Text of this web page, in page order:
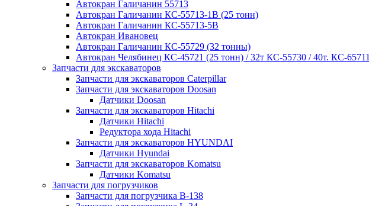
Автокран Галичанин 55713
Автокран Галичанин КС-55713-1В (25 тонн)
Автокран Галичанин КС-55713-5В
Автокран Ивановец
Автокран Галичанин КС-55729 (32 тонны)
Автокран Челябинец КС-45721 (25 тонн) / 32т КС-55730 / 40т. КС-65711
Запчасти для экскаваторов
Запчасти для экскаваторов Caterpillar
Запчасти для экскаваторов Doosan
Датчики Doosan
Запчасти для экскаваторов Hitachi
Датчики Hitachi
Редуктора хода Hitachi
Запчасти для экскаваторов HYUNDAI
Датчики Hyundai
Запчасти для экскаваторов Komatsu
Датчики Komatsu
Запчасти для погрузчиков
Запчасти для погрузчика B-138